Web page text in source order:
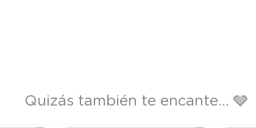
Quizás también te encante... 🩶